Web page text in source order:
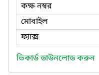
কক্ষ নম্বর
মোবাইল
ফ্যাক্স
ভিকার্ড ডাউনলোড করুন